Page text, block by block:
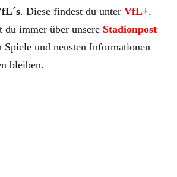
. Diese findest du unter VfL+.
du immer über unsere Stadionpost
Spiele und neusten Informationen
bleiben.